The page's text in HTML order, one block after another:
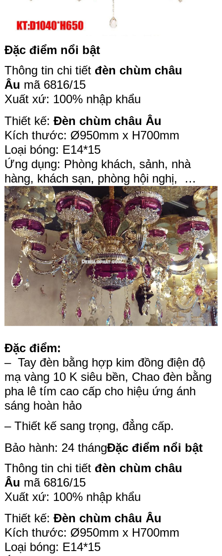
Đặc điểm nổi bật
Thông tin chi tiếtđèn chùm châu
Âu mã 6816/15
Xuất xứ: 100% nhập khẩu
Thiết kế: Đèn chùm châu Âu
Kích thước: Ø950mm x H700mm
Loại bóng: E14*15
Ứng dụng: Phòng khách, sảnh, nhà
hàng, khách sạn, phòng hội nghị, …
Đặc điểm:
– Tay đèn bằng hợp kim đồng điện độ
mạ vàng 10 K siêu bền, Chao đèn bằng
pha lê tím cao cấp cho hiệu ứng ánh
sáng hoàn hảo
– Thiết kế sang trọng, đẳng cấp.
Bảo hành: 24 thángĐặc điểm nổi bật
Thông tin chi tiếtđèn chùm châu
Âu mã 6816/15
Xuất xứ: 100% nhập khẩu
Thiết kế: Đèn chùm châu Âu
Kích thước: Ø950mm x H700mm
Loại bóng: E14*15